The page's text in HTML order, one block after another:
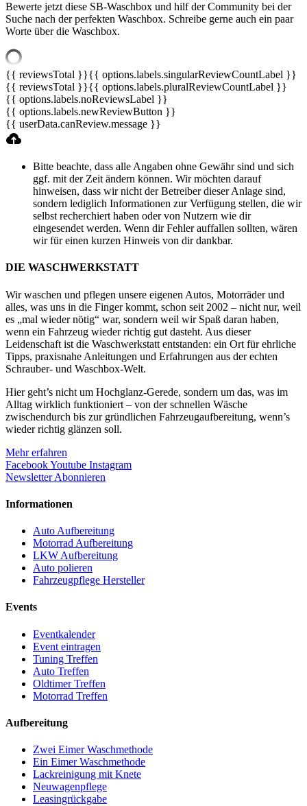
Bewerte jetzt diese SB-Waschbox und hilf der Community bei der
Suche nach der perfekten Waschbox. Schreibe gerne auch ein paar
Worte über die Waschbox.
{{ reviewsTotal }}{{ options.labels.singularReviewCountLabel }}
{{ reviewsTotal }}{{ options.labels.pluralReviewCountLabel }}
{{ options.labels.noReviewsLabel }}
{{ options.labels.newReviewButton }}
{{ userData.canReview.message }}
Bitte beachte, dass alle Angaben ohne Gewähr sind und sich
ggf. mit der Zeit ändern können. Wir möchten darauf
hinweisen, dass wir nicht der Betreiber dieser Anlage sind,
sondern lediglich Informationen zur Verfügung stellen, die wir
selbst recherchiert haben oder von Nutzern wie dir
eingesendet werden. Wenn dir Fehler auffallen sollten, wären
wir für einen kurzen Hinweis von dir dankbar.
DIE WASCHWERKSTATT
Wir waschen und pflegen unsere eigenen Autos, Motorräder und
alles, was uns in die Finger kommt, schon seit 2002 – nicht nur, weil
es „mal wieder nötig“ war, sondern weil wir Spaß daran haben,
wenn ein Fahrzeug wieder richtig gut dasteht. Aus dieser
Leidenschaft ist die Waschwerkstatt entstanden: ein Ort für ehrliche
Tipps, praxisnahe Anleitungen und Erfahrungen aus der echten
Schrauber- und Waschbox-Welt.
Hier geht’s nicht um Hochglanz-Gerede, sondern um das, was im
Alltag wirklich funktioniert – von der schnellen Wäsche
zwischendurch bis zur gründlichen Fahrzeugaufbereitung, wenn’s
wieder richtig glänzen soll.
Mehr erfahren
FacebookYoutube Instagram
Newsletter Abonnieren
Informationen
Auto Aufbereitung
Motorrad Aufbereitung
LKW Aufbereitung
Auto polieren
Fahrzeugpflege Hersteller
Events
Eventkalender
Event eintragen
Tuning Treffen
Auto Treffen
Oldtimer Treffen
Motorrad Treffen
Aufbereitung
Zwei Eimer Waschmethode
Ein Eimer Waschmethode
Lackreinigung mit Knete
Neuwagenpflege
Leasingrückgabe